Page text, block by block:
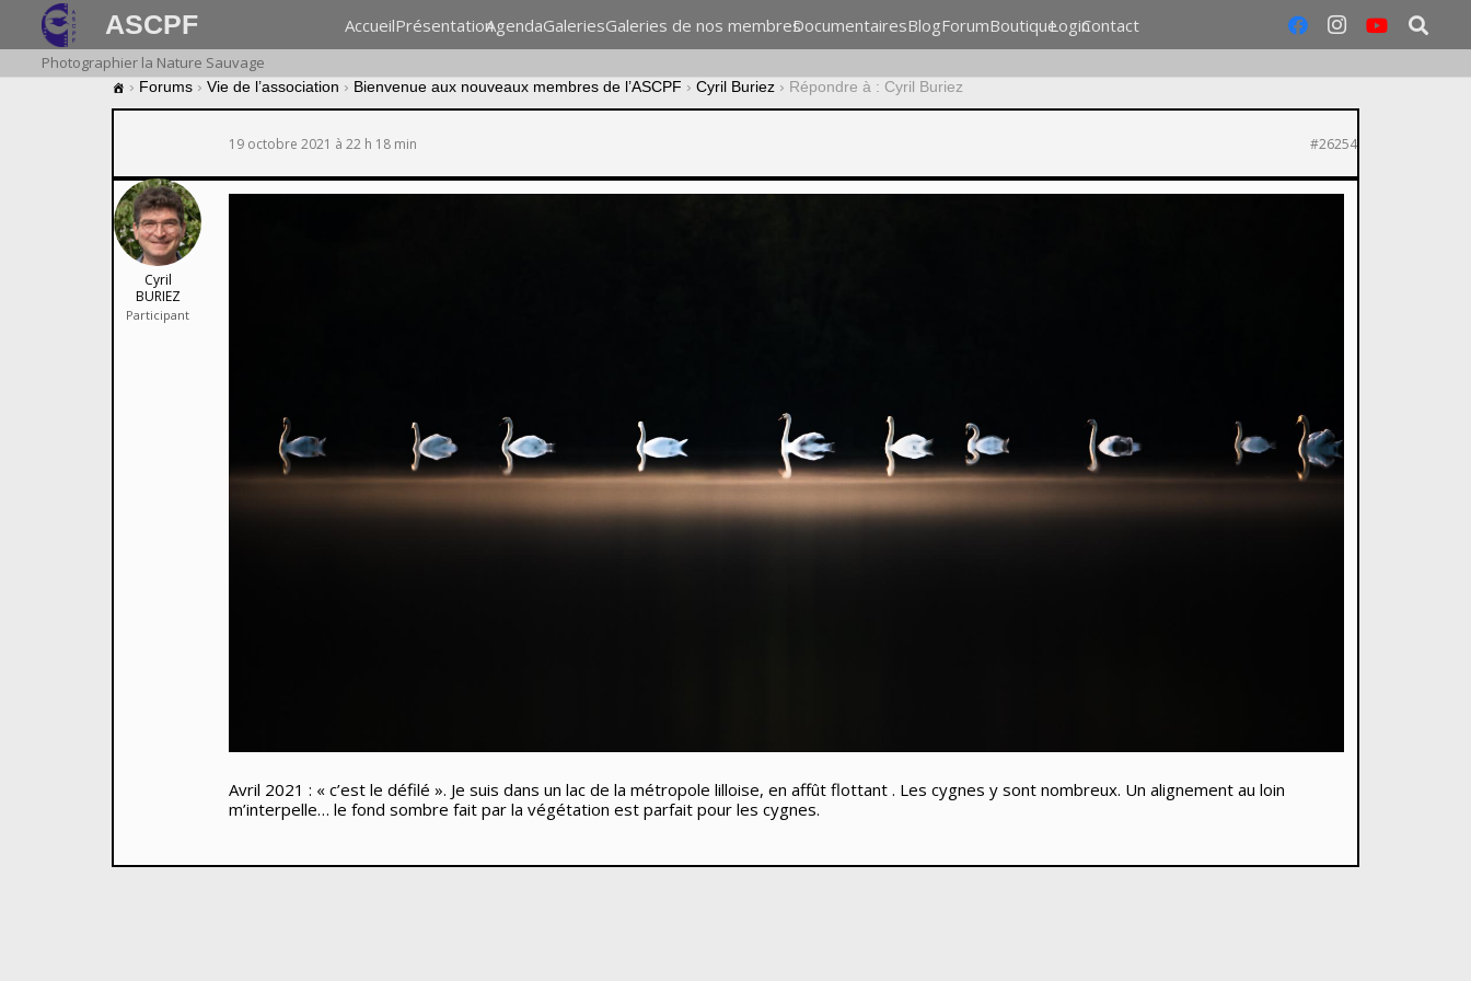
ASCPF AccueilPrésentationAgendaGaleriesGaleries de nos membresDocumentairesBlogForumBoutiqueLoginContact
Photographier la Nature Sauvage
› Forums › Vie de l’association › Bienvenue aux nouveaux membres de l’ASCPF › Cyril Buriez › Répondre à : Cyril Buriez
19 octobre 2021 à 22 h 18 min #26254
Cyril
BURIEZ
Participant
Avril 2021 : « c’est le défilé ». Je suis dans un lac de la métropole lilloise, en affût flottant . Les cygnes y sont nombreux. Un alignement au loin
m’interpelle… le fond sombre fait par la végétation est parfait pour les cygnes.